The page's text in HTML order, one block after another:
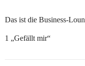
Das ist die Business-
1 „Gefällt mir“